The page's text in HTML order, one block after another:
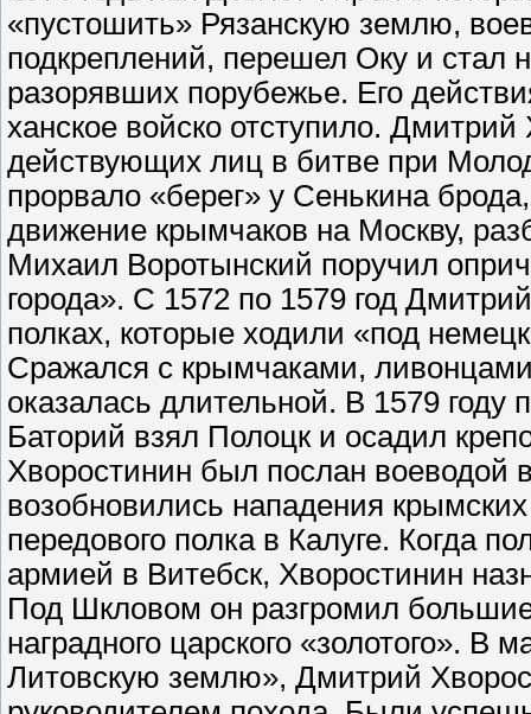
«пустошить» Рязанскую землю,
подкреплений, перешел Оку и стал
разорявших порубежье. Его
ханское войско отступило.
действующих лиц в битве при
прорвало «берег» у Сенькина
движение крымчаков на Москву,
Михаил Воротынский поручил
города». С 1572 по 1579 год
полках, которые ходили «под
Сражался с крымчаками,
оказалась длительной. В 1579 году
Баторий взял Полоцк и осадил
Хворостинин был послан воеводой
возобновились нападения
передового полка в Калуге. Когда
армией в Витебск, Хворостинин
Под Шкловом он разгромил
наградного царского «золотого». В
Литовскую землю», Дмитрий